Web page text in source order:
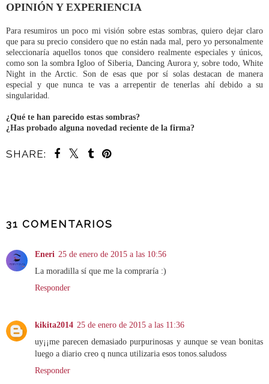
OPINIÓN Y EXPERIENCIA
Para resumiros un poco mi visión sobre estas sombras, quiero dejar claro
que para su precio considero que no están nada mal, pero yo personalmente
seleccionaría aquellos tonos que considero realmente especiales y únicos,
como son la sombra Igloo of Siberia, Dancing Aurora y, sobre todo, White
Night in the Arctic. Son de esas que por sí solas destacan de manera
especial y que nunca te vas a arrepentir de tenerlas ahí debido a su
singularidad.
¿Qué te han parecido estas sombras?
¿Has probado alguna novedad reciente de la firma?
SHARE:
31 COMENTARIOS
Eneri 25 de enero de 2015 a las 10:56
La moradilla sí que me la compraría :)
Responder
kikita2014 25 de enero de 2015 a las 11:36
uy¡¡me parecen demasiado purpurinosas y aunque se vean bonitas
luego a diario creo q nunca utilizaria esos tonos.saludoss
Responder